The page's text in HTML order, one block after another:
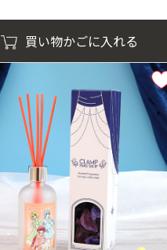
買い物かごに入れる